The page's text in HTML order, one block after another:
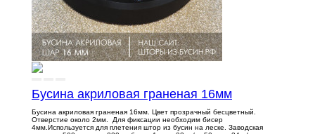
Бусина акриловая граненая 16мм
Бусина акриловая граненая 16мм. Цвет прозрачный бесцветный.
Отверстие около 2мм. Для фиксации необходим бисер
4мм.Используется для плетения штор из бусин на леске. Заводская